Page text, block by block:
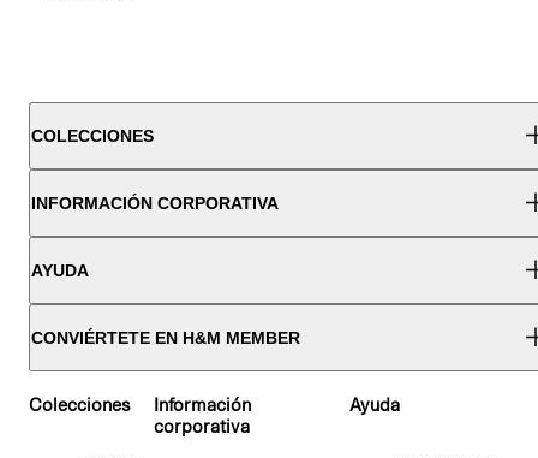
COLECCIONES
INFORMACIÓN CORPORATIVA
AYUDA
CONVIÉRTETE EN H&M MEMBER
Colecciones
Información
corporativa
Ayuda